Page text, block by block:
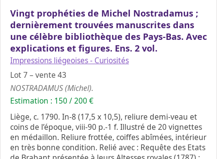
Vingt prophéties de Michel Nostradamus ;
dernièrement trouvées manuscrites dans
une célèbre bibliothèque des Pays-Bas. Avec
explications et figures. Ens. 2 vol.
Impressions liégeoises - Curiosités
Lot 7 – vente 43
NOSTRADAMUS (Michel).
Estimation : 150 / 200 €
Liège, c. 1790. In-8 (17,5 x 10,5), reliure demi-veau et
coins de l’époque, viii-90 p.-1 f. Illustré de 20 vignettes
en médaillon. Reliure frottée, coiffes abîmées, intérieur
en très bonne condition. Relié avec : Requête des Etats